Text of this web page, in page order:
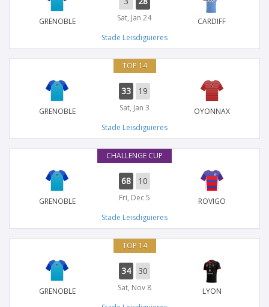
GRENOBLE Sat, Jan 24
CARDIFF
Stade Leisdiguieres
TOP 14
GRENOBLE
33 19
Sat, Jan 3
OYONNAX
Stade Leisdiguieres
CHALLENGE CUP
GRENOBLE
68 10
Fri, Dec 5
ROVIGO
Stade Leisdiguieres
TOP 14
GRENOBLE
34 30
Sat, Nov 8
LYON